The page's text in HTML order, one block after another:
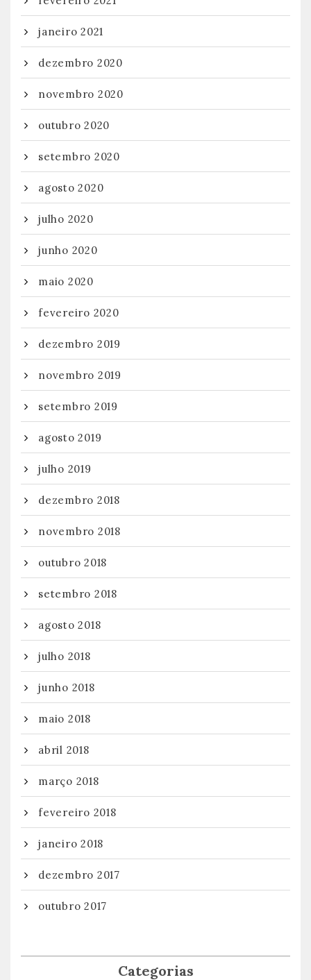
janeiro 2021
dezembro 2020
novembro 2020
outubro 2020
setembro 2020
agosto 2020
julho 2020
junho 2020
maio 2020
fevereiro 2020
dezembro 2019
novembro 2019
setembro 2019
agosto 2019
julho 2019
dezembro 2018
novembro 2018
outubro 2018
setembro 2018
agosto 2018
julho 2018
junho 2018
maio 2018
abril 2018
março 2018
fevereiro 2018
janeiro 2018
dezembro 2017
outubro 2017
Categorias